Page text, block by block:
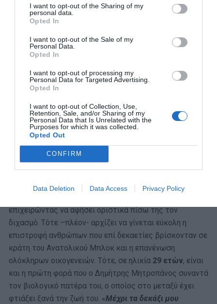
I want to opt-out of the Sharing of my
personal data.
Opted In
I want to opt-out of the Sale of my
Personal Data.
Opted In
I want to opt-out of processing my
Personal Data for Targeted Advertising.
Opted In
I want to opt-out of Collection, Use,
Retention, Sale, and/or Sharing of my
Personal Data that Is Unrelated with the
Purposes for which it was collected.
Opted Out
CONFIRM
Data Deletion Data Access Privacy Policy
κομμάτι «Θεσσαλονίκη».
Μετά την πτώση της χούντας και τηνΜεταπολίτευση
επιχειρώντας να αφήσει οριστικά πίσω της τον
διχασμό. Τότε –πλέον- αρχίζει να γίνεται εύκολη η
επιστροφή ανθρώπων που επί δεκαετίες βρίσκονταν σε
κράτη του Ανατολικού Μπλοκ και η επανένωση
ολόκληρων οικογενειών. Τότε, σε ηλικία 29 ετών, είναι
και η πρώτη φορά που ο Δημήτρης Μητροπάνος συναντά
τον βιολογικό πατέρα του, ο οποίος στο μεταξύ έχει
φτιάξει ξανά την ζωή του. «Μέχρι τα δεκάξι μου